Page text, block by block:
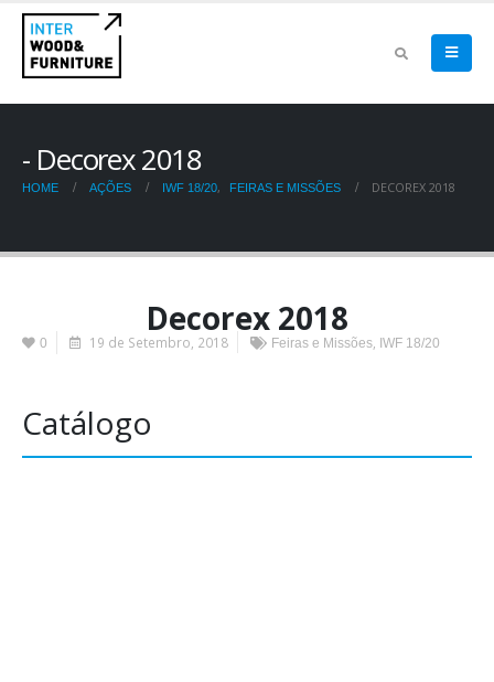
Decorex 2018
HOME AÇÕES IWF 18/20, FEIRAS E MISSÕES DECOREX 2018
Decorex 2018
0 19 de Setembro, 2018 Feiras e Missões IWF 18/20
Catálogo